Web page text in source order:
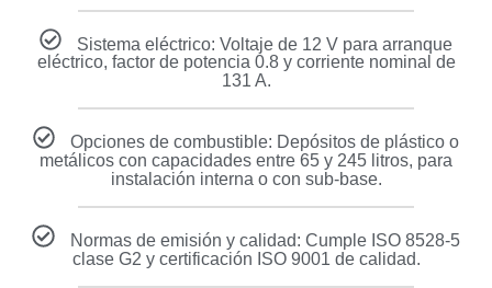
Sistema eléctrico: Voltaje de 12 V para arranque
eléctrico, factor de potencia 0.8 y corriente nominal de
131 A.
Opciones de combustible: Depósitos de plástico o
metálicos con capacidades entre 65 y 245 litros, para
instalación interna o con sub-base.
Normas de emisión y calidad: Cumple ISO 8528-5
clase G2 y certificación ISO 9001 de calidad.